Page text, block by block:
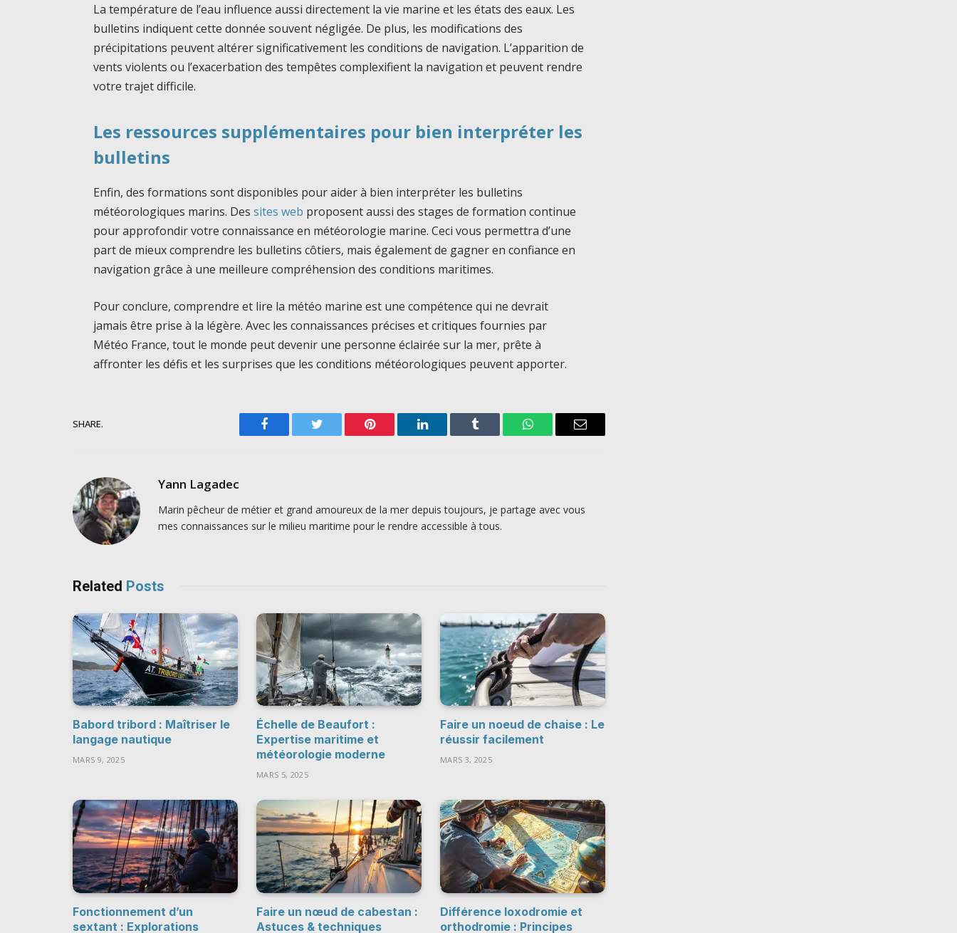
La température de l’eau influence aussi directement la vie marine et les états des eaux. Les
bulletins indiquent cette donnée souvent négligée. De plus, les modifications des
précipitations peuvent altérer significativement les conditions de navigation. L’apparition de
vents violents ou l’exacerbation des tempêtes complexifient la navigation et peuvent rendre
votre trajet difficile.
Les ressources supplémentaires pour bien interpréter les
bulletins
Enfin, des formations sont disponibles pour aider à bien interpréter les bulletins
météorologiques marins. Dessites web proposent aussi des stages de formation continue
pour approfondir votre connaissance en météorologie marine. Ceci vous permettra d’une
part de mieux comprendre les bulletins côtiers, mais également de gagner en confiance en
navigation grâce à une meilleure compréhension des conditions maritimes.
Pour conclure, comprendre et lire la météo marine est une compétence qui ne devrait
jamais être prise à la légère. Avec les connaissances précises et critiques fournies par
Météo France, tout le monde peut devenir une personne éclairée sur la mer, prête à
affronter les défis et les surprises que les conditions météorologiques peuvent apporter.
SHARE.
Facebook Twitter Pinterest LinkedIn Tumblr WhatsAppEmail
Yann Lagadec
Marin pêcheur de métier et grand amoureux de la mer depuis toujours, je partage avec vous
mes connaissances sur le milieu maritime pour le rendre accessible à tous.
Related Posts
Babord tribord : Maîtriser le
langage nautique
MARS 9, 2025
Échelle de Beaufort :
Expertise maritime et
météorologie moderne
MARS 5, 2025
Faire un noeud de chaise : Le
réussir facilement
MARS 3, 2025
Fonctionnement d’un
sextant : Explorations
Faire un nœud de cabestan :
Astuces & techniques
Différence loxodromie et
orthodromie : Principes